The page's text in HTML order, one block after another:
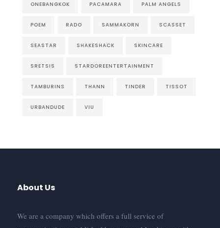
ONEBANGKOK PACAMARA PALM ANGELS
POEM RADO SAMMAKORN SCASSET
SEASTAR SHAKESHACK SKINCARE
SRETSIS STARDOREENTERTAINMENT
TAMBURINS THANN TINDER TISSOT
URBANDUDE VIU
About Us
We are a company which offers a full service of